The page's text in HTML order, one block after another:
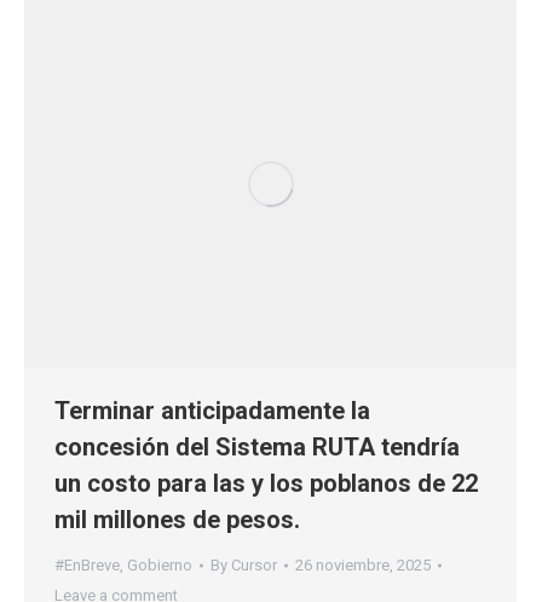
Terminar anticipadamente la
concesión del Sistema RUTA tendría
un costo para las y los poblanos de 22
mil millones de pesos.
#EnBreve, Gobierno By Cursor
26 noviembre, 2025
Leave a comment